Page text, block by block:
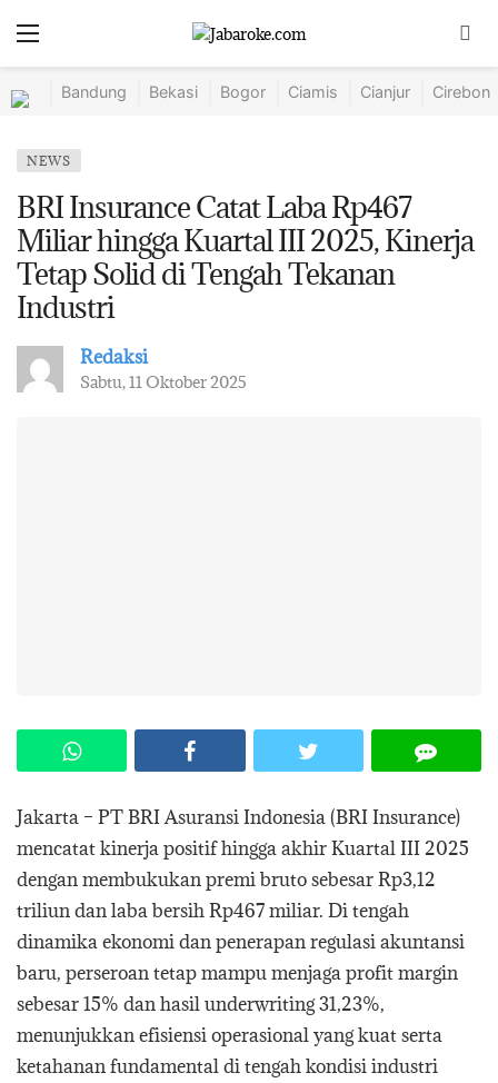
Bandung Bekasi Bogor Ciamis Cianjur Cirebon
NEWS
BRI Insurance Catat Laba Rp467
Miliar hingga Kuartal III 2025, Kinerja
Tetap Solid di Tengah Tekanan
Industri
Redaksi
Sabtu, 11 Oktober 2025
Jakarta – PT BRI Asuransi Indonesia (BRI Insurance)
mencatat kinerja positif hingga akhir Kuartal III 2025
dengan membukukan premi bruto sebesar Rp3,12
triliun dan laba bersih Rp467 miliar. Di tengah
dinamika ekonomi dan penerapan regulasi akuntansi
baru, perseroan tetap mampu menjaga profit margin
sebesar 15% dan hasil underwriting 31,23%,
menunjukkan efisiensi operasional yang kuat serta
ketahanan fundamental di tengah kondisi industri